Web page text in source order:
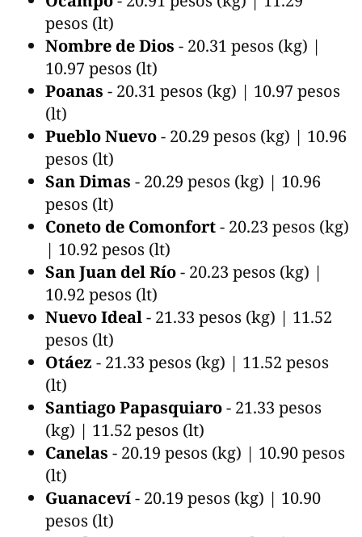
pesos (lt)
Nombre de Dios - 20.31 pesos (kg) |
10.97 pesos (lt)
Poanas - 20.31 pesos (kg) | 10.97 pesos
(lt)
Pueblo Nuevo- 20.29 pesos (kg) | 10.96
pesos (lt)
San Dimas - 20.29 pesos (kg) | 10.96
pesos (lt)
Coneto de Comonfort- 20.23 pesos (kg)
| 10.92 pesos (lt)
San Juan del Río- 20.23 pesos (kg) |
10.92 pesos (lt)
Nuevo Ideal- 21.33 pesos (kg) | 11.52
pesos (lt)
Otáez - 21.33 pesos (kg) | 11.52 pesos
(lt)
Santiago Papasquiaro- 21.33 pesos
(kg) | 11.52 pesos (lt)
Canelas - 20.19 pesos (kg) | 10.90 pesos
(lt)
Guanaceví- 20.19 pesos (kg) | 10.90
pesos (lt)